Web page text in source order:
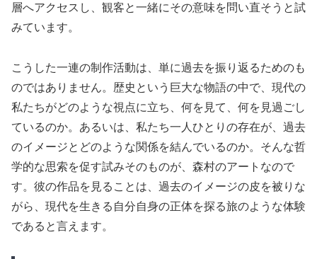
層へアクセスし、観客と一緒にその意味を問い直そうと試
みています。
こうした一連の制作活動は、単に過去を振り返るためのも
のではありません。歴史という巨大な物語の中で、現代の
私たちがどのような視点に立ち、何を見て、何を見過ごし
ているのか。あるいは、私たち一人ひとりの存在が、過去
のイメージとどのような関係を結んでいるのか。そんな哲
学的な思索を促す試みそのものが、森村のアートなので
す。彼の作品を見ることは、過去のイメージの皮を被りな
がら、現代を生きる自分自身の正体を探る旅のような体験
であると言えます。